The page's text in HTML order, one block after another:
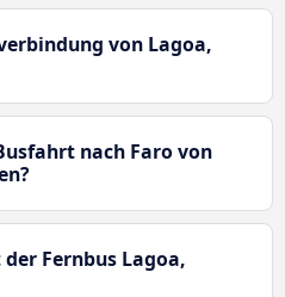
von Lagoa,
nach Faro von
Fernbus Lagoa,